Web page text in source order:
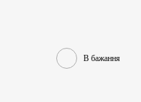
В бажання